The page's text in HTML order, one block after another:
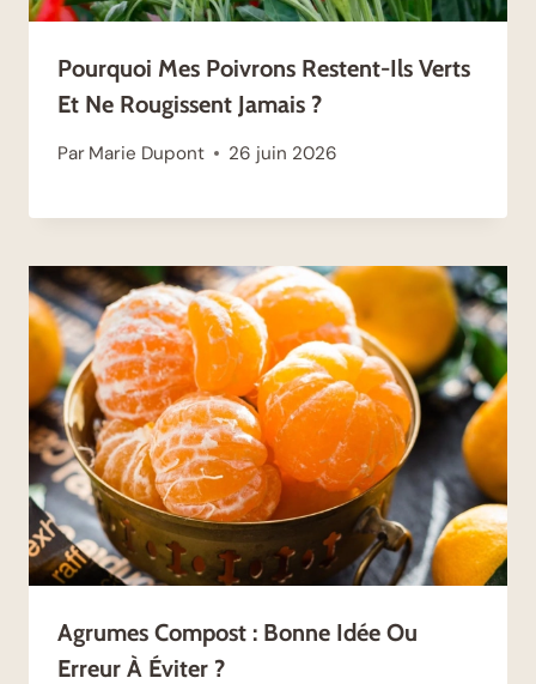
Pourquoi Mes Poivrons Restent-Ils Verts
Et Ne Rougissent Jamais ?
Par Marie Dupont 26 juin 2026
Agrumes Compost : Bonne Idée Ou
Erreur À Éviter ?